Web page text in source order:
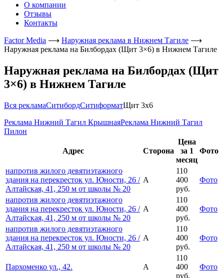
О компании
Отзывы
Контакты
Factor Media ⟶ Наружная реклама в Нижнем Тагиле ⟶
Наружная реклама на Билбордах (Щит 3×6) в Нижнем Тагиле
Наружная реклама на Билбордах (Щит
3×6) в Нижнем Тагиле
Вся рекламаСитибордСитиформатЩит 3х6
Реклама Нижний Тагил КрышнаяРеклама Нижний Тагил
Пилон
Адрес Сторона
Цена
за 1
месяц
Фото
напротив жилого девятиэтажного
здания на перекресток ул. Юности, 26 /
Алтайская, 41, 250 м от школы № 20
А
110
400
руб.
Фото
напротив жилого девятиэтажного
здания на перекресток ул. Юности, 26 /
Алтайская, 41, 250 м от школы № 20
А
110
400
руб.
Фото
напротив жилого девятиэтажного
здания на перекресток ул. Юности, 26 /
Алтайская, 41, 250 м от школы № 20
А
110
400
руб.
Фото
Пархоменко ул., 42. А
110
400
руб.
Фото